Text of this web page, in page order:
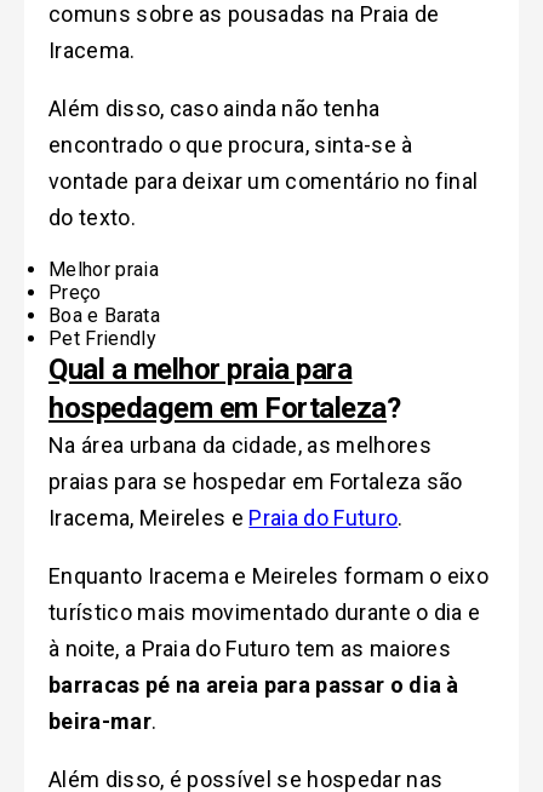
comuns sobre as pousadas na Praia de
Iracema.
Além disso, caso ainda não tenha
encontrado o que procura, sinta-se à
vontade para deixar um comentário no final
do texto.
Melhor praia
Preço
Boa e Barata
Pet Friendly
Qual a melhor praia para
hospedagem em Fortaleza?
Na área urbana da cidade, as melhores
praias para se hospedar em Fortaleza são
Iracema, Meireles e Praia do Futuro.
Enquanto Iracema e Meireles formam o eixo
turístico mais movimentado durante o dia e
à noite, a Praia do Futuro tem as maiores
barracas pé na areia para passar o dia à
beira-mar.
Além disso, é possível se hospedar nas